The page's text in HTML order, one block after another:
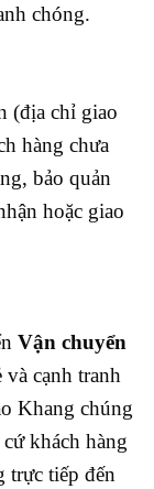
chóng.
(địa chỉ giao
hàng chưa
bảo quản
hoặc giao
Vận chuyển
cạnh tranh
Khang chúng
khách hàng
trực tiếp đến